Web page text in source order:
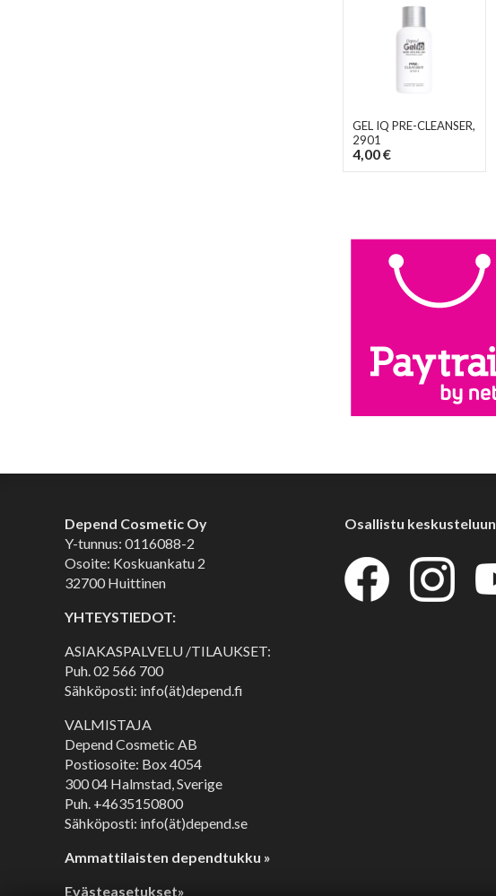
GEL IQ PRE-CLEANSER,
2901
4,00 €
Depend Cosmetic Oy
Y-tunnus: 0116088-2
Osoite: Koskuankatu 2
32700 Huittinen
YHTEYSTIEDOT:
ASIAKASPALVELU /TILAUKSET:
Puh.02 566 700
Sähköposti: info(ät)depend.fi
VALMISTAJA
Depend Cosmetic AB
Postiosoite: Box 4054
300 04 Halmstad, Sverige
Puh. +4635150800
Sähköposti: info(ät)depend.se
Ammattilaisten dependtukku »
Evästeasetukset»
Osallistu keskusteluun